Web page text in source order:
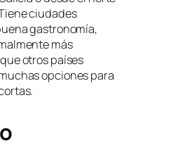
ciudades
gastronomía,
más
otros países
opciones para